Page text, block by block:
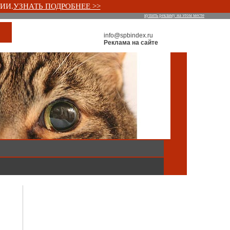
УЗНАТЬ ПОДРОБНЕЕ >>
купить рекламу на этом месте
info@spbindex.ru
Реклама на сайте